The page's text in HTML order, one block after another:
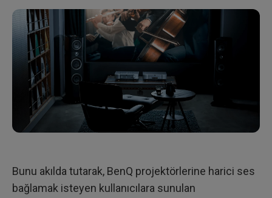
Bunu akılda tutarak, BenQ projektörlerine harici ses
bağlamak isteyen kullanıcılara sunulan